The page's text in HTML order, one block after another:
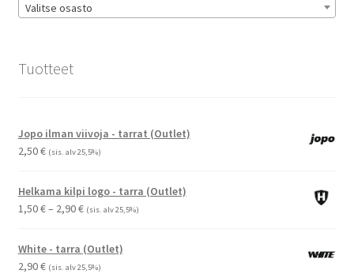
Valitse osasto
Tuotteet
Jopo ilman viivoja - tarrat (Outlet)
2,50€ (sis. alv 25,5%)
Helkama kilpi logo - tarra (Outlet)
1,50€– 2,90€Hintaluokka:
-
2,90 €
(sis. alv 25,5%)
White - tarra (Outlet)
2,90€ (sis. alv 25,5%)